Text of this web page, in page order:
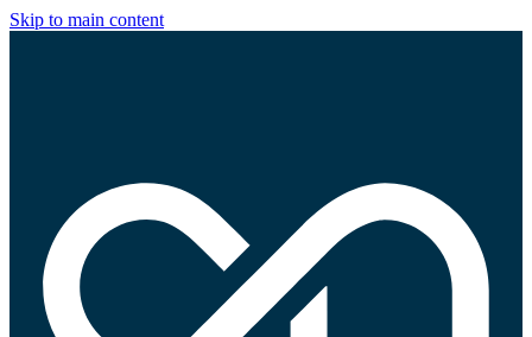
Skip to main content